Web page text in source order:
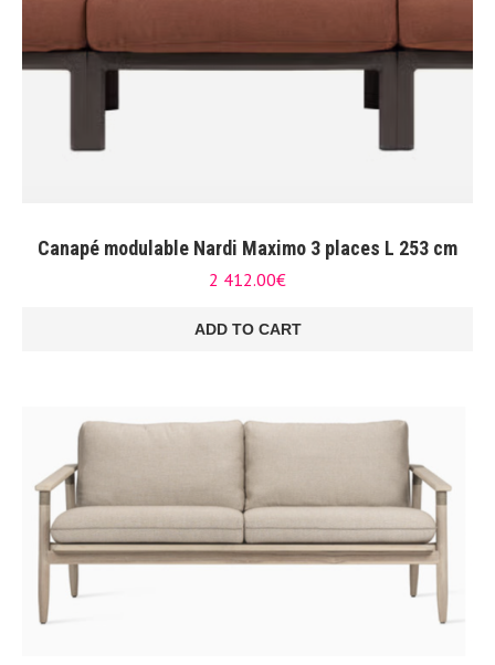
Canapé modulable Nardi Maximo 3 places L 253 cm
2 412.00€
ADD TO CART